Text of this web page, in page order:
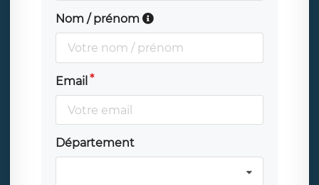
Nom / prénom
Email
Département